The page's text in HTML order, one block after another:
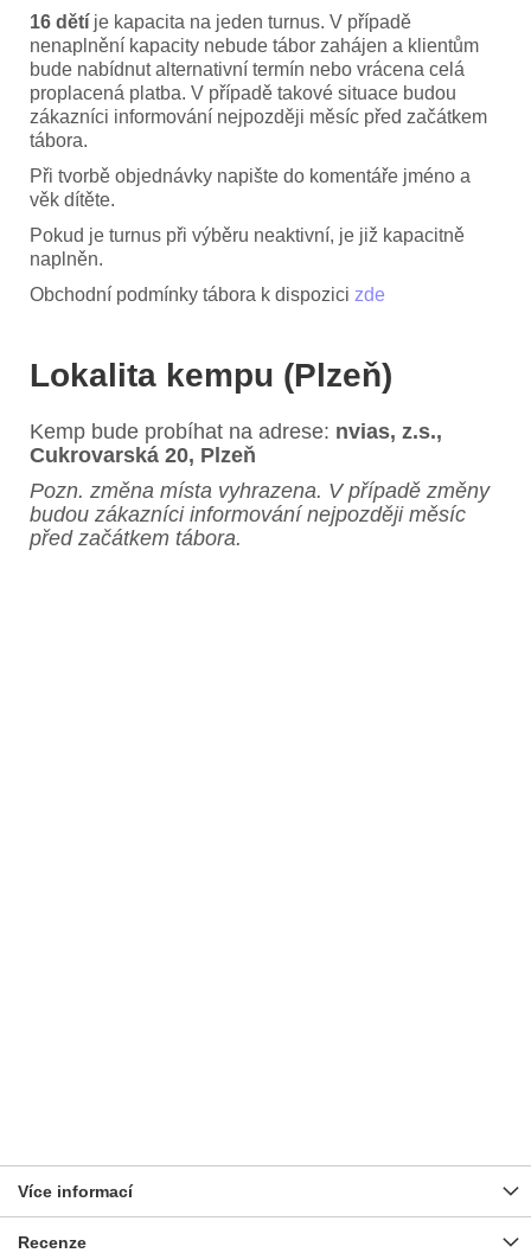
16 dětí je kapacita na jeden turnus. V případě
nenaplnění kapacity nebude tábor zahájen a klientům
bude nabídnut alternativní termín nebo vrácena celá
proplacená platba. V případě takové situace budou
zákazníci informování nejpozději měsíc před začátkem
tábora.
Při tvorbě objednávky napište do komentáře jméno a
věk dítěte.
Pokud je turnus při výběru neaktivní, je již kapacitně
naplněn.
Obchodní podmínky tábora k dispozici zde
Lokalita kempu (Plzeň)
Kemp bude probíhat na adrese: nvias, z.s.,
Cukrovarská 20, Plzeň
Pozn. změna místa vyhrazena. V případě změny
budou zákazníci informování nejpozději měsíc
před začátkem tábora.
Více informací
Recenze